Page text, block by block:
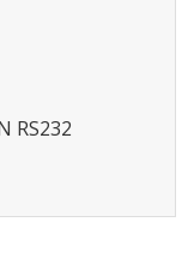
RS232